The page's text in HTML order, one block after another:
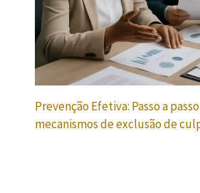
Prevenção Efetiva: Passo a
mecanismos de exclusão de